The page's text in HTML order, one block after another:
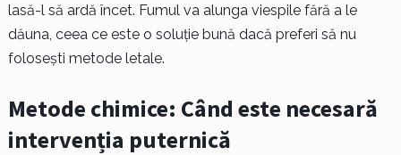
lasă-l să ardă încet. Fumul va alunga viespile fără a le
dăuna, ceea ce este o soluție bună dacă preferi să nu
folosești metode letale.
Metode chimice: Când este necesară
intervenția puternică